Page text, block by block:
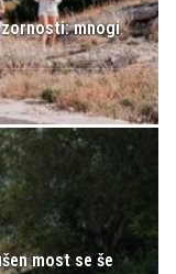
mnogi
most se še